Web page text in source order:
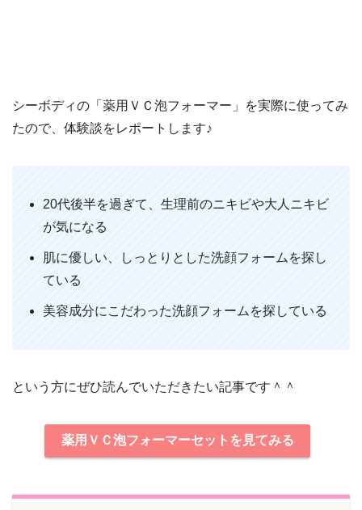
シーボディの「薬用ＶＣ泡フォーマー」を実際に使ってみ
たので、体験談をレポートします♪
20代後半を過ぎて、生理前のニキビや大人ニキビ
が気になる
肌に優しい、しっとりとした洗顔フォームを探し
ている
美容成分にこだわった洗顔フォームを探している
という方にぜひ読んでいただきたい記事です＾＾
薬用ＶＣ泡フォーマーセットを見てみる